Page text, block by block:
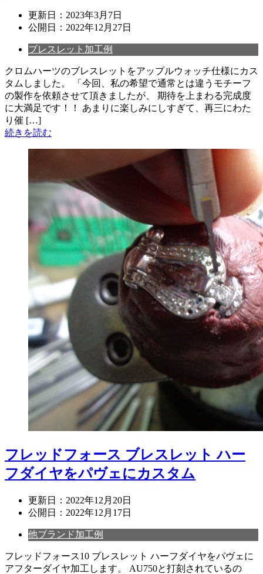
更新日： 2023年3月7日
公開日： 2022年12月27日
ブレスレット加工例
クロムハーツのブレスレットをアップルウォッチ仕様にカス
タムしました。 「今回、私の希望で通常とは違うモチーフ
の製作を依頼させて頂きましたが、 期待を上まわる完成度
に大満足です！！ あまりに楽しみにしすぎて、再三にわた
り催 […]
続きを読む
フレッドフォース ブレスレット ハー
フダイヤをパヴェにカスタム
更新日： 2022年12月20日
公開日： 2022年12月17日
他ブランド加工例
フレッドフォース10 ブレスレット ハーフダイヤをパヴェに
アフターダイヤ加工します。 AU750と打刻されているの